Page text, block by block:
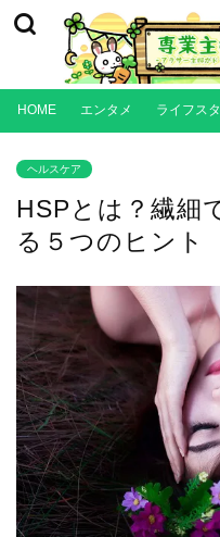
HOME エンタメ ライフス
ヘルスケア
HSPとは？繊細
る５つのヒント